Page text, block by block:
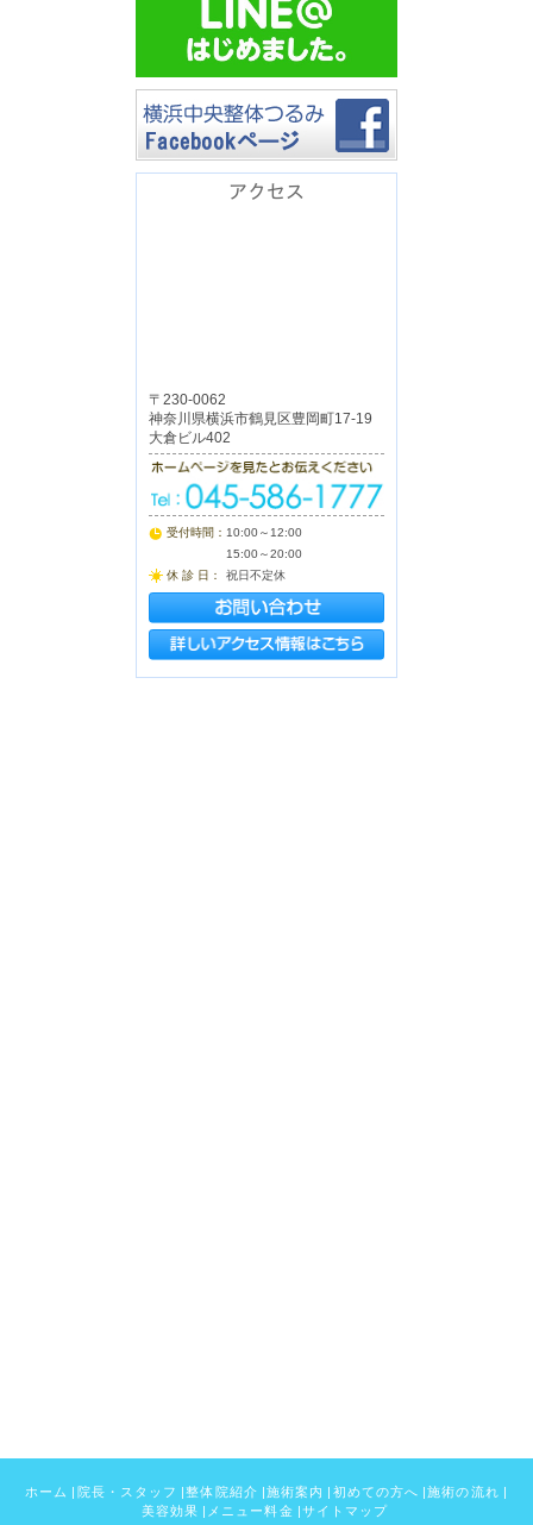
アクセス
〒230-0062
神奈川県横浜市鶴見区豊岡町17-19
大倉ビル402
受付時間： 10:00～12:00
15:00～20:00
休 診 日：
祝日不定休
ホーム | 院長・スタッフ |整体院紹介 |施術案内 | 初めての方へ |施術の流れ |
美容効果 | メニュー料金 |サイトマップ